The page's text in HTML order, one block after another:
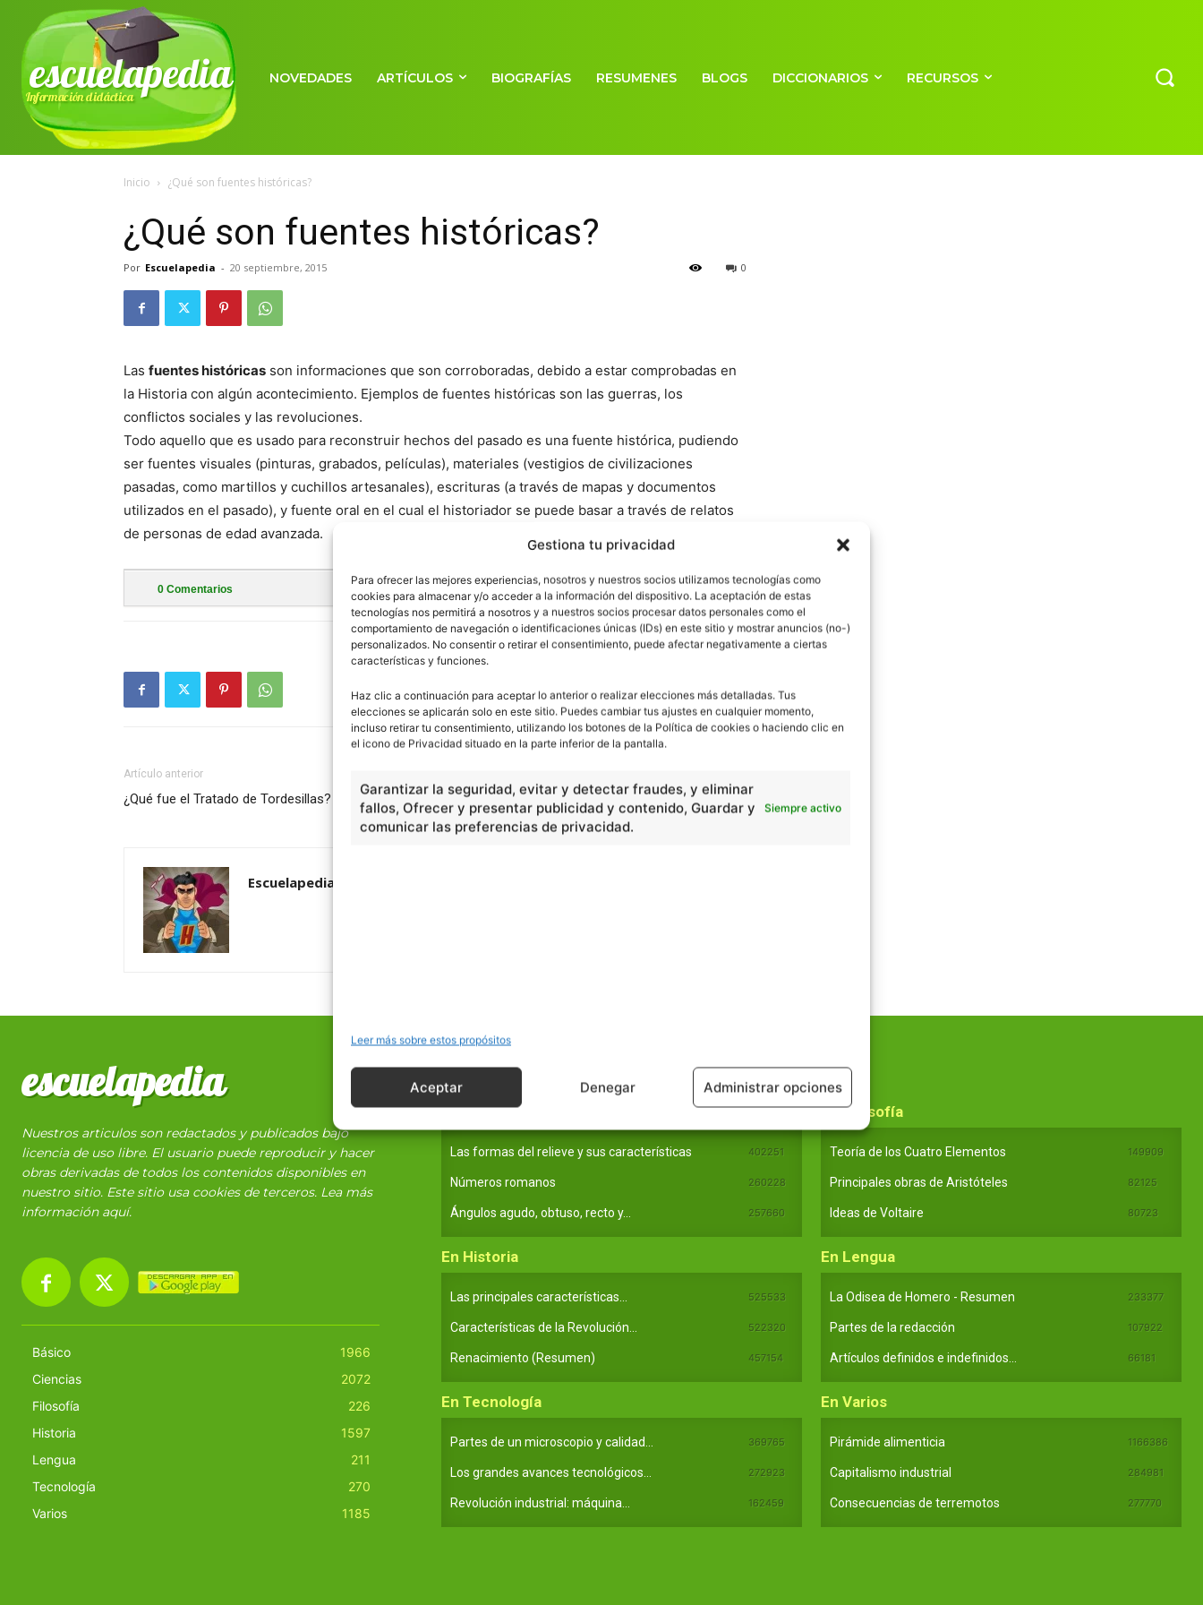
Gestiona tu privacidad
Para ofrecer las mejores experiencias, nosotros y nuestros socios utilizamos tecnologías como
cookies para almacenar y/o acceder a la información del dispositivo. La aceptación de estas
tecnologías nos permitirá a nosotros y a nuestros socios procesar datos personales como el
comportamiento de navegación o identificaciones únicas (IDs) en este sitio y mostrar anuncios (no-)
personalizados. No consentir o retirar el consentimiento, puede afectar negativamente a ciertas
características y funciones.
Haz clic a continuación para aceptar lo anterior o realizar elecciones más detalladas. Tus
elecciones se aplicarán solo en este sitio. Puedes cambiar tus ajustes en cualquier momento,
incluso retirar tu consentimiento, utilizando los botones de la Política de cookies o haciendo clic en
el icono de Privacidad situado en la parte inferior de la pantalla.
Garantizar la seguridad, evitar y detectar fraudes, y eliminar
fallos, Ofrecer y presentar publicidad y contenido, Guardar y
comunicar las preferencias de privacidad.
Siempre activo
Leer más sobre estos propósitos
Aceptar Denegar Administrar opciones
escuelapedia
Información didáctica
NOVEDADES ARTÍCULOS BIOGRAFÍAS RESUMENES BLOGS DICCIONARIOS RECURSOS
Inicio ¿Qué son fuentes históricas?
¿Qué son fuentes históricas?
Por Escuelapedia - 20 septiembre, 2015 0
Las fuentes históricas son informaciones que son corroboradas, debido a estar comprobadas en
la Historia con algún acontecimiento. Ejemplos de fuentes históricas son las guerras, los
conflictos sociales y las revoluciones.
Todo aquello que es usado para reconstruir hechos del pasado es una fuente histórica, pudiendo
ser fuentes visuales (pinturas, grabados, películas), materiales (vestigios de civilizaciones
pasadas, como martillos y cuchillos artesanales), escrituras (a través de mapas y documentos
utilizados en el pasado), y fuente oral en el cual el historiador se puede basar a través de relatos
de personas de edad avanzada.
0 Comentarios
Artículo anterior
¿Qué fue el Tratado de Tordesillas? ¿Qué fue el New Deal?
Escuelapedia
escuelapedia
Nuestros articulos son redactados y publicados bajo
licencia de uso libre. El usuario puede reproducir y hacer
obras derivadas de todos los contenidos disponibles en
nuestro sitio. Este sitio usa cookies de terceros. Lea más
información aquí.
Básico
1966
Ciencias
2072
Filosofía
226
Historia
1597
Lengua
211
Tecnología
270
Varios
1185
En Básico
Las formas del relieve y sus características 402251
Números romanos 260228
Ángulos agudo, obtuso, recto y... 257660
En Filosofía
Teoría de los Cuatro Elementos 149909
Principales obras de Aristóteles 82125
Ideas de Voltaire 80723
En Historia
Las principales características... 525533
Características de la Revolución... 522320
Renacimiento (Resumen) 457154
En Lengua
La Odisea de Homero - Resumen 233377
Partes de la redacción 107922
Artículos definidos e indefinidos... 66181
En Tecnología
Partes de un microscopio y calidad... 369765
Los grandes avances tecnológicos... 272923
Revolución industrial: máquina... 162459
En Varios
Pirámide alimenticia 1166386
Capitalismo industrial 284981
Consecuencias de terremotos 277770